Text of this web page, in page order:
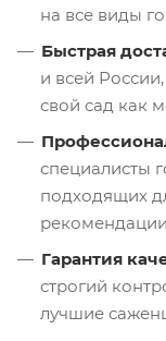
на все виды
Быстрая
и всей
свой сад как
специалисты
подходящих
Гарантия
строгий
лучшие